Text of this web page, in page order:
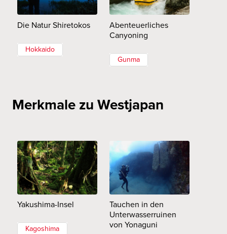
Die Natur Shiretokos
Hokkaido
Abenteuerliches
Canyoning
Gunma
Merkmale zu Westjapan
Yakushima-Insel
Kagoshima
Tauchen in den
Unterwasserruinen
von Yonaguni